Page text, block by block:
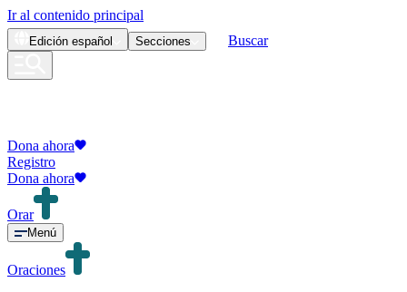
Ir al contenido principal
Edición español Secciones Buscar
Dona ahora
Registro
Dona ahora
Orar
Menú
Oraciones